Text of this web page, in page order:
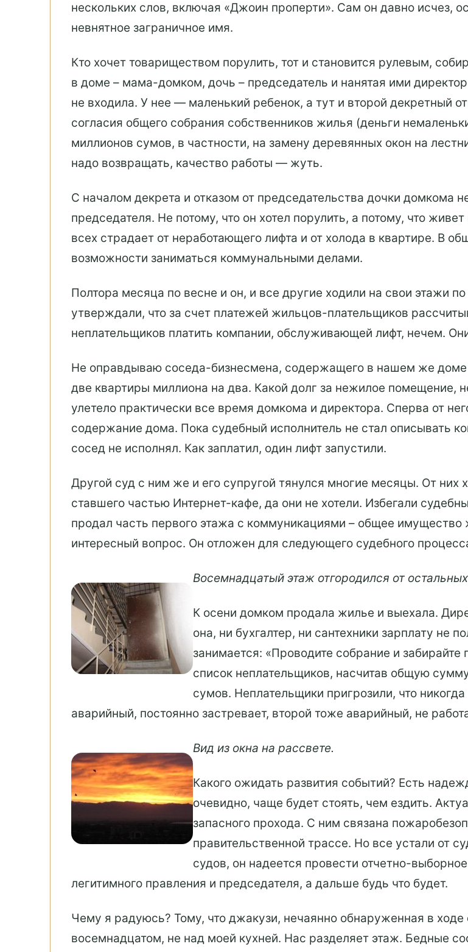
нескольких слов, включая «Джоин проперти». Сам он давно исчез,
невнятное заграничное имя.
Кто хочет товариществом порулить, тот и становится рулевым,
в доме – мама-домком, дочь – председатель и нанятая ими
не входила. У нее — маленький ребенок, а тут и второй декретный
согласия общего собрания собственников жилья (деньги
миллионов сумов, в частности, на замену деревянных окон на
надо возвращать, качество работы — жуть.
С началом декрета и отказом от председательства дочки домкома
председателя. Не потому, что он хотел порулить, а потому, что
всех страдает от неработающего лифта и от холода в квартире. В
возможности заниматься коммунальными делами.
Полтора месяца по весне и он, и все другие ходили на свои этажи
утверждали, что за счет платежей жильцов-плательщиков
неплательщиков платить компании, обслуживающей лифт, нечем.
Не оправдываю соседа-бизнесмена, содержащего в нашем же доме
две квартиры миллиона на два. Какой долг за нежилое помещение,
улетело практически все время домкома и директора. Сперва от
содержание дома. Пока судебный исполнитель не стал описывать
сосед не исполнял. Как заплатил, один лифт запустили.
Другой суд с ним же и его супругой тянулся многие месяцы. От них
ставшего частью Интернет-кафе, да они не хотели. Избегали
продал часть первого этажа с коммуникациями – общее
интересный вопрос. Он отложен для следующего судебного
Восемнадцатый этаж отгородился от
К осени домком продала жилье и выехала.
она, ни бухгалтер, ни сантехники зарплату не
занимается: «Проводите собрание и
список неплательщиков, насчитав общую
сумов. Неплательщики пригрозили, что
аварийный, постоянно застревает, второй тоже аварийный, не
Вид из окна на рассвете.
Какого ожидать развития событий? Есть
очевидно, чаще будет стоять, чем ездить.
запасного прохода. С ним связана
правительственной трассе. Но все устали от
судов, он надеется провести отчетно-
легитимного правления и председателя, а дальше будь что будет.
Чему я радуюсь? Тому, что джакузи, нечаянно обнаруженная в ходе
восемнадцатом, не над моей кухней. Нас разделяет этаж. Бедные